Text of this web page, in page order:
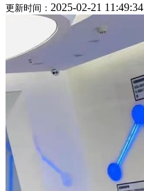
更新时间： 2025-02-21 11:49:34